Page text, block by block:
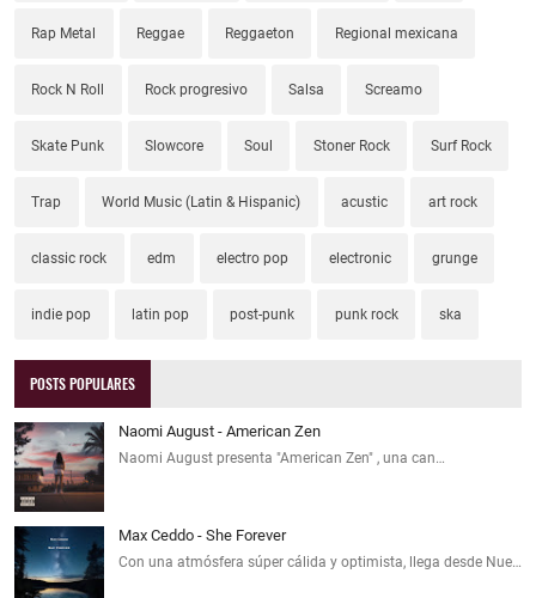
Rap Metal Reggae Reggaeton Regional mexicana
Rock N Roll Rock progresivo Salsa Screamo
Skate Punk Slowcore Soul Stoner Rock Surf Rock
Trap World Music (Latin & Hispanic) acustic art rock
classic rock edm electro pop electronic grunge
indie pop latin pop post-punk punk rock ska
POSTS POPULARES
Naomi August - American Zen
Naomi August presenta "American Zen" , una can…
Max Ceddo - She Forever
Con una atmósfera súper cálida y optimista, llega desde Nue…